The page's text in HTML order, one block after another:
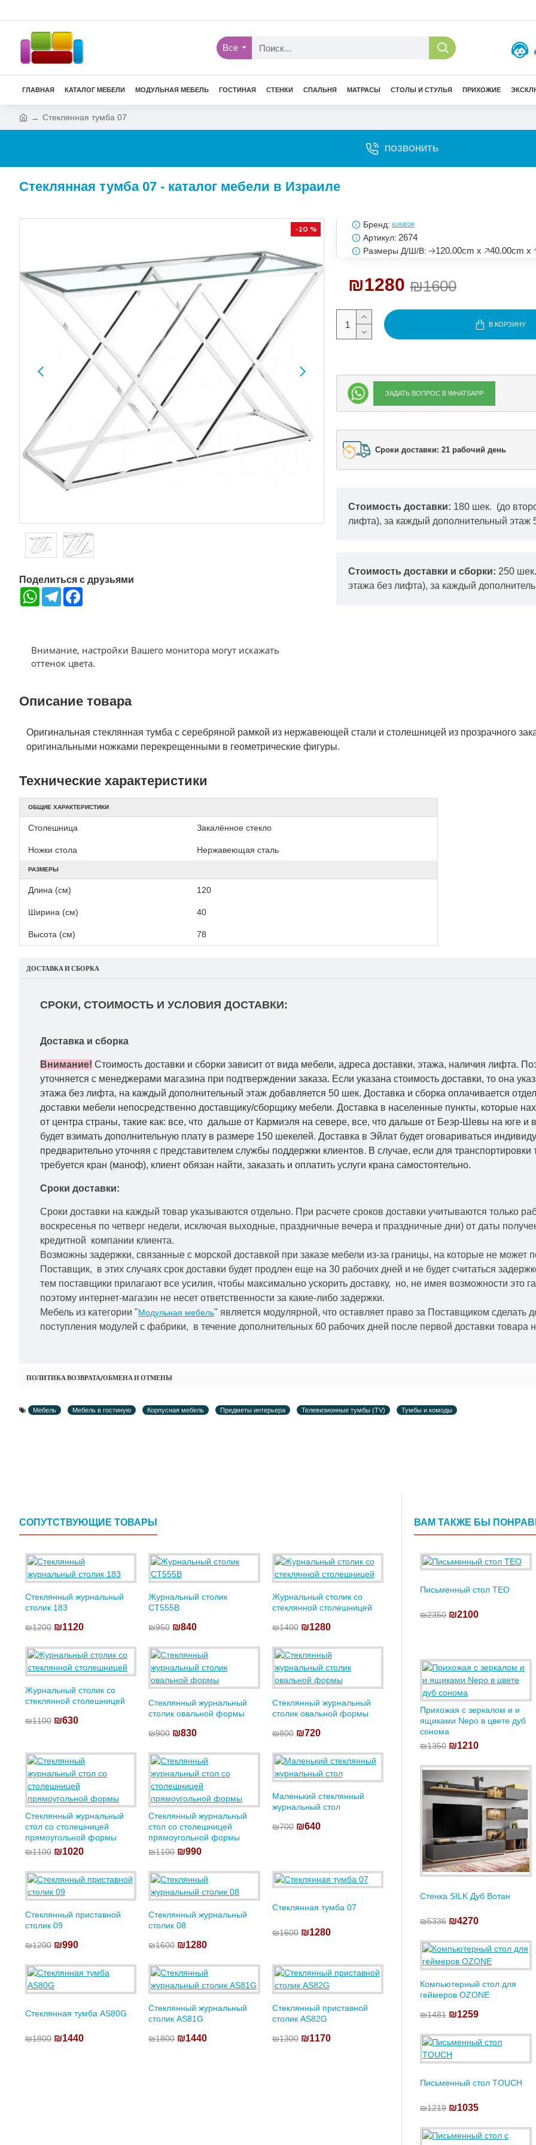
Все
ГЛАВНАЯ КАТАЛОГ МЕБЕЛИ МОДУЛЬНАЯ МЕБЕЛЬ ГОСТИНАЯ СТЕНКИ СПАЛЬНЯ МАТРАСЫ СТОЛЫ И СТУЛЬЯ ПРИХОЖИЕ
Cтеклянная тумба 07
ПОЗВОНИТЬ
Cтеклянная тумба 07 - каталог мебели в Израиле
-20 %
Поделиться с друзьями
WhatsAppTelegram
Внимание, настройки Вашего монитора могут искажать
оттенок цвета.
₪1600
₪1280
Бренд: KURATOR
Артикул: 2674
Размеры Д/Ш/В: 🡢120.00cm x 🡥40.00cm x
В КОРЗИНУ
ЗАДАТЬ ВОПРОС В WHATSAPP
Сроки доставки: 21 рабочий день
Стоимость доставки: 180 шек. (до
лифта), за каждый дополнительный этаж
Стоимость доставки и сборки: 250 шек.
этажа без лифта), за каждый
Описание товара
Оригинальная стеклянная тумба с серебряной рамкой из нержавеющей стали и столешницей из прозрачного
оригинальными ножками перекрещенными в геометрические фигуры.
Технические характеристики
ОБЩИЕ ХАРАКТЕРИСТИКИ
Столешница Закалённое стекло
Ножки стола Нержавеющая сталь
РАЗМЕРЫ
Длина (см) 120
Ширина (см) 40
Высота (см) 78
ДОСТАВКА И СБОРКА
СРОКИ, СТОИМОСТЬ И УСЛОВИЯ ДОСТАВКИ:
Доставка и сборка
Внимание! Стоимость доставки и сборки зависит от вида мебели, адреса доставки, этажа, наличия лифта.
уточняется с менеджерами магазина при подтверждении заказа. Если указана стоимость доставки, то она
этажа без лифта, на каждый дополнительный этаж добавляется 50 шек. Доставка и сборка оплачивается
доставки мебели непосредственно доставщику/сборщику мебели. Доставка в населенные пункты, которые
от центра страны, такие как: все, что дальше от Кармиэля на севере, все, что дальше от Беэр-Шевы на юге и
будет взимать дополнительную плату в размере 150 шекелей. Доставка в Эйлат будет оговариваться
предварительно уточняя с представителем службы поддержки клиентов. В случае, если для транспортировки
требуется кран (маноф), клиент обязан найти, заказать и оплатить услуги крана самостоятельно.
Сроки доставки:
Сроки доставки на каждый товар указываются отдельно. При расчете сроков доставки учитываются только
воскресенья по четверг недели, исключая выходные, праздничные вечера и праздничные дни) от даты
кредитной компании клиента.
Возможны задержки, связанные с морской доставкой при заказе мебели из-за границы, на которые не может
Поставщик, в этих случаях срок доставки будет продлен еще на 30 рабочих дней и не будет считаться
тем поставщики прилагают все усилия, чтобы максимально ускорить доставку, но, не имея возможности это
поэтому интернет-магазин не несет ответственности за какие-либо задержки.
Мебель из категории "Модульная мебель" является модулярной, что оставляет право за Поставщиком сделать
поступления модулей с фабрики, в течение дополнительных 60 рабочих дней после первой доставки товара
ПОЛИТИКА ВОЗВРАТА/ОБМЕНА И ОТМЕНЫ
Мебель Мебель в гостиную Корпусная мебель Предметы интерьера Телевизионные тумбы (TV) Тумбы и комоды
СОПУТСТВУЮЩИЕ ТОВАРЫ
Стеклянный журнальный
столик 183
₪1200 ₪1120
Журнальный столик
CT555B
₪950 ₪840
Журнальный столик со
стеклянной столешницей
₪1400 ₪1280
Журнальный столик со
стеклянной столешницей
₪1100 ₪630
Стеклянный журнальный
столик овальной формы
₪900 ₪830
Стеклянный журнальный
столик овальной формы
₪800 ₪720
Стеклянный журнальный
стол со столешницей
прямоугольной формы
₪1100 ₪1020
Стеклянный журнальный
стол со столешницей
прямоугольной формы
₪1100 ₪990
Маленький стеклянный
журнальный стол
₪700 ₪640
Cтеклянный приставной
столик 09
₪1200 ₪990
Cтеклянный журнальный
столик 08
₪1600 ₪1280
Cтеклянная тумба 07
₪1600 ₪1280
Cтеклянная тумба AS80G
₪1800 ₪1440
Cтеклянный журнальный
столик AS81G
₪1800 ₪1440
Cтеклянный приставной
столик AS82G
₪1300 ₪1170
ВАМ ТАКЖЕ БЫ
Письменный стол TEO
₪2350 ₪2100
Прихожая с зеркалом и и
ящиками Nepo в цвете дуб
сонома
₪1350 ₪1210
Стенка SILK Дуб Вотан
₪5336 ₪4270
Компьютерный стол для
геймеров OZONE
₪1481 ₪1259
Письменный стол TOUCH
₪1219 ₪1035